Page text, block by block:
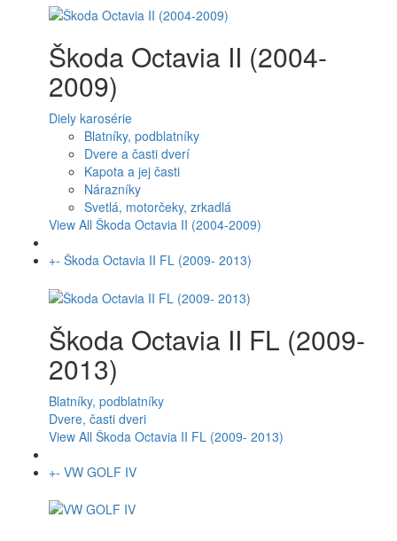
Škoda Octavia II (2004-
2009)
Diely karosérie
Blatníky, podblatníky
Dvere a časti dverí
Kapota a jej časti
Nárazníky
Svetlá, motorčeky, zrkadlá
View All Škoda Octavia II (2004-2009)
+- Škoda Octavia II FL (2009- 2013)
Škoda Octavia II FL (2009-
2013)
Blatníky, podblatníky
Dvere, časti dveri
View All Škoda Octavia II FL (2009- 2013)
+- VW GOLF IV